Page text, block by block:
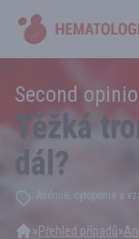
Second
Těžká
dál?
Anémie, cytopenie a
»Přehled případů»